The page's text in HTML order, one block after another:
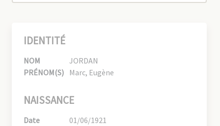
IDENTITÉ
NOM
JORDAN
PRÉNOM(S) Marc, Eugène
NAISSANCE
Date
01/06/1921